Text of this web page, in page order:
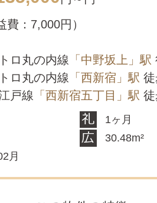
費：7,000円）
ロ丸の内線 「中野坂上」駅
ロ丸の内線 「西新宿」駅
戸線 「西新宿五丁目」駅
1ヶ月
30.48m²
月